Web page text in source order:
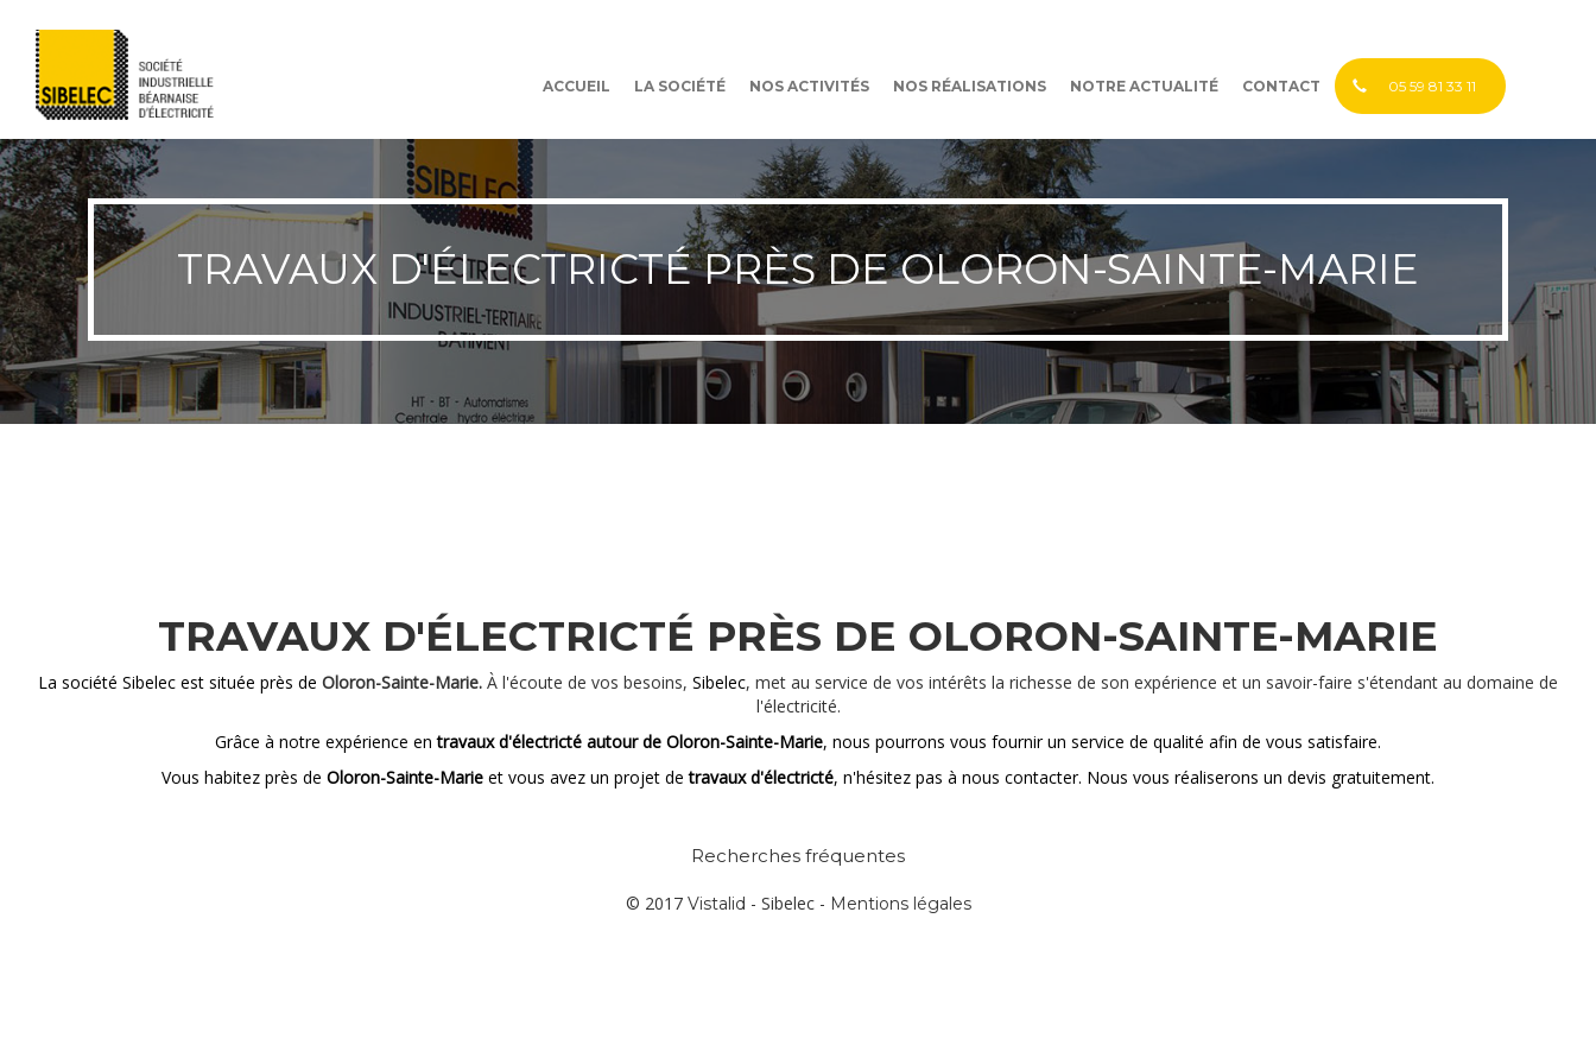
ACCUEIL LA SOCIÉTÉ NOS ACTIVITÉS NOS RÉALISATIONS NOTRE ACTUALITÉ CONTACT 05 59 81 33 11
TRAVAUX D'ÉLECTRICTÉ PRÈS DE OLORON-SAINTE-MARIE
TRAVAUX D'ÉLECTRICTÉ PRÈS DE OLORON-SAINTE-MARIE
La société Sibelec est située près de Oloron-Sainte-Marie. À l'écoute de vos besoins, Sibelec, met au service de vos intérêts la richesse de son expérience et un savoir-faire s'étendant au domaine de
l'électricité.
Grâce à notre expérience entravaux d'électricté autour de Oloron-Sainte-Marie, nous pourrons vous fournir un service de qualité afin de vous satisfaire.
Vous habitez près de Oloron-Sainte-Marie et vous avez un projet detravaux d'électricté, n'hésitez pas à nous contacter. Nous vous réaliserons un devis gratuitement.
Recherches fréquentes
© 2017 Vistalid - Sibelec - Mentions légales